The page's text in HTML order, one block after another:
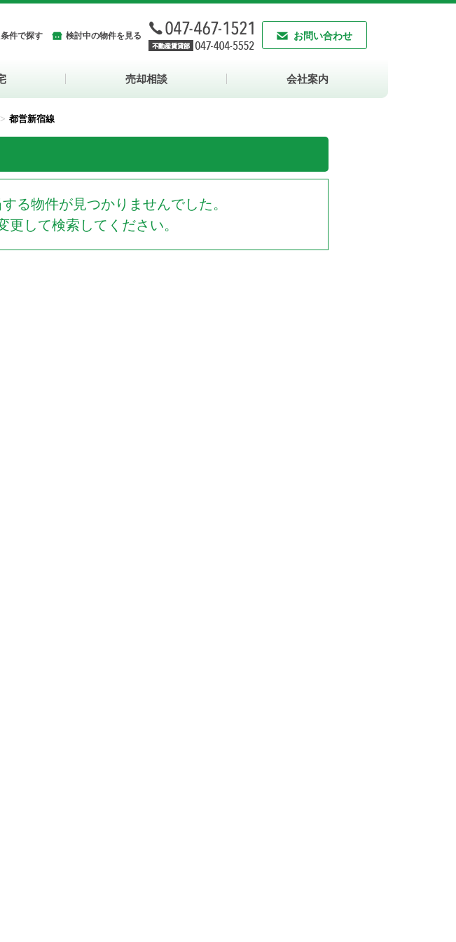
件で探す 検討中の物件を見る お問い合わせ
売却相談 会社案内
都営新宿線
る物件が見つかりませんでした。
更して検索してください。